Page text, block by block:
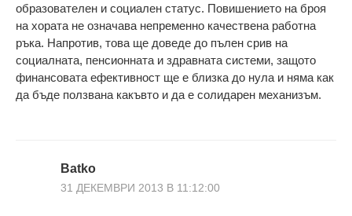
образователен и социален статус. Повишението на броя
на хората не означава непременно качествена работна
ръка. Напротив, това ще доведе до пълен срив на
социалната, пенсионната и здравната системи, защото
финансовата ефективност ще е близка до нула и няма как
да бъде ползвана какъвто и да е солидарен механизъм.
Batko
31 ДЕКЕМВРИ 2013 В 11:12:00